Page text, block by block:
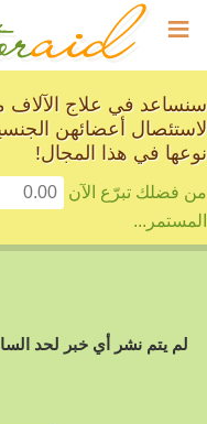
≡
سنساعد في علاج الآلاف
لاستئصال أعضائهن
نوعها في هذا المجال!
من فضلك تبرّع الآن
المستمر...
لم يتم نشر أي خبر لحد